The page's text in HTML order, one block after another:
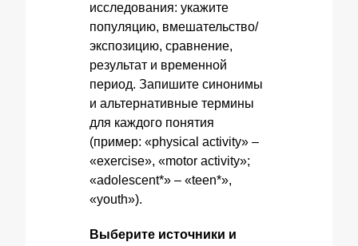
исследования: укажите
популяцию, вмешательство/
экспозицию, сравнение,
результат и временной
период. Запишите синонимы
и альтернативные термины
для каждого понятия
(пример: «physical activity» –
«exercise», «motor activity»;
«adolescent*» – «teen*»,
«youth»).
Выберите источники и